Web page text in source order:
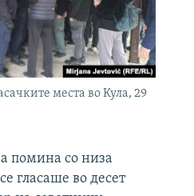
места во Кула, 29
помина со низа
гласаше во десет